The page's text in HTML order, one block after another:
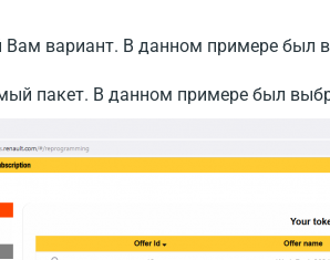
вариант. В данном примере был
пакет. В данном примере был